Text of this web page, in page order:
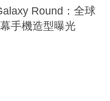
Round：全球
手機造型曝光